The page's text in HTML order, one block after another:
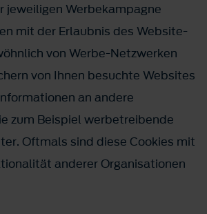
jeweiligen Werbekampagne
mit der Erlaubnis des Website-
von Werbe-Netzwerken
von Ihnen besuchte Websites
an andere
zum Beispiel werbetreibende
Oftmals sind diese Cookies mit
anderer Organisationen